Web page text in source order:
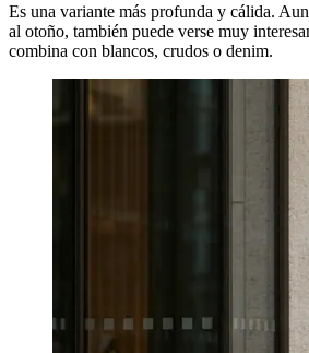
Es una variante más profunda y cálida.
al otoño, también puede verse muy
combina con blancos, crudos o denim.